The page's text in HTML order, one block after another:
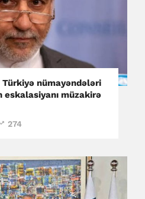
nümayəndələri
eskalasiyanı müzakirə
274